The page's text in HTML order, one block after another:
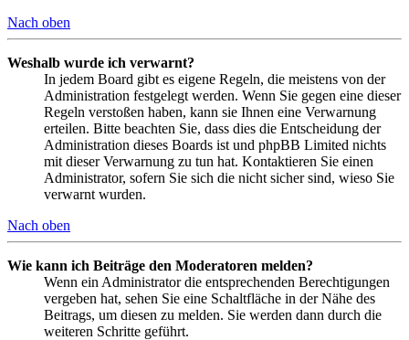
Nach oben
Weshalb wurde ich verwarnt?
In jedem Board gibt es eigene Regeln, die meistens von der
Administration festgelegt werden. Wenn Sie gegen eine dieser
Regeln verstoßen haben, kann sie Ihnen eine Verwarnung
erteilen. Bitte beachten Sie, dass dies die Entscheidung der
Administration dieses Boards ist und phpBB Limited nichts
mit dieser Verwarnung zu tun hat. Kontaktieren Sie einen
Administrator, sofern Sie sich die nicht sicher sind, wieso Sie
verwarnt wurden.
Nach oben
Wie kann ich Beiträge den Moderatoren melden?
Wenn ein Administrator die entsprechenden Berechtigungen
vergeben hat, sehen Sie eine Schaltfläche in der Nähe des
Beitrags, um diesen zu melden. Sie werden dann durch die
weiteren Schritte geführt.